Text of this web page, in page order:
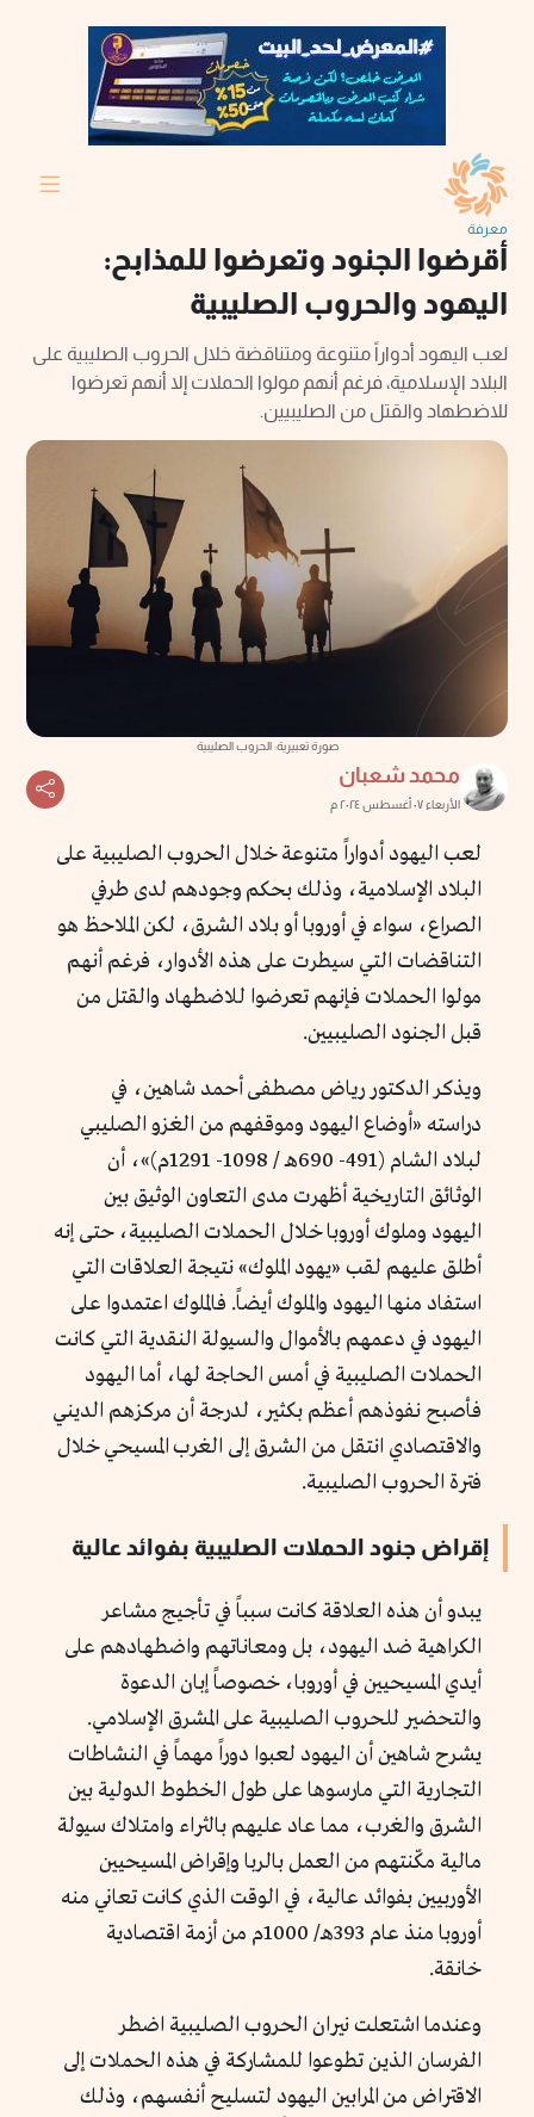
معرفة
أقرضوا الجنود وتعرضوا للمذابح:
اليهود والحروب الصليبية
لعب اليهود أدواراً متنوعة ومتناقضة خلال الحروب الصليبية على
البلاد الإسلامية، فرغم أنهم مولوا الحملات إلا أنهم تعرضوا
للاضطهاد والقتل من الصليبيين.
صورة تعبيرية: الحروب الصليبية
محمد شعبان
الأربعاء ٠٧ أغسطس ٢٠٢٤ م
لعب اليهود أدواراً متنوعة خلال الحروب الصليبية على
البلاد الإسلامية، وذلك بحكم وجودهم لدى طرفي
الصراع، سواء في أوروبا أو بلاد الشرق، لكن الملاحظ هو
التناقضات التي سيطرت على هذه الأدوار، فرغم أنهم
مولوا الحملات فإنهم تعرضوا للاضطهاد والقتل من
قبل الجنود الصليبيين.
ويذكر الدكتور رياض مصطفى أحمد شاهين، في
دراسته «أوضاع اليهود وموقفهم من الغزو الصليبي
لبلاد الشام (491- 690هـ / 1098- 1291م)»، أن
الوثائق التاريخية أظهرت مدى التعاون الوثيق بين
اليهود وملوك أوروبا خلال الحملات الصليبية، حتى إنه
أطلق عليهم لقب «يهود الملوك» نتيجة العلاقات التي
استفاد منها اليهود والملوك أيضاً. فالملوك اعتمدوا على
اليهود في دعمهم بالأموال والسيولة النقدية التي كانت
الحملات الصليبية في أمس الحاجة لها، أما اليهود
فأصبح نفوذهم أعظم بكثير، لدرجة أن مركزهم الديني
والاقتصادي انتقل من الشرق إلى الغرب المسيحي خلال
فترة الحروب الصليبية.
إقراض جنود الحملات الصليبية بفوائد عالية
يبدو أن هذه العلاقة كانت سبباً في تأجيج مشاعر
الكراهية ضد اليهود، بل ومعاناتهم واضطهادهم على
أيدي المسيحيين في أوروبا، خصوصاً إبان الدعوة
والتحضير للحروب الصليبية على المشرق الإسلامي.
يشرح شاهين أن اليهود لعبوا دوراً مهماً في النشاطات
التجارية التي مارسوها على طول الخطوط الدولية بين
الشرق والغرب، مما عاد عليهم بالثراء وامتلاك سيولة
مالية مكّنتهم من العمل بالربا وإقراض المسيحيين
الأوربيين بفوائد عالية، في الوقت الذي كانت تعاني منه
أوروبا منذ عام 393هـ/ 1000م من أزمة اقتصادية
خانقة.
وعندما اشتعلت نيران الحروب الصليبية اضطر
الفرسان الذين تطوعوا للمشاركة في هذه الحملات إلى
الاقتراض من المرابين اليهود لتسليح أنفسهم، وذلك